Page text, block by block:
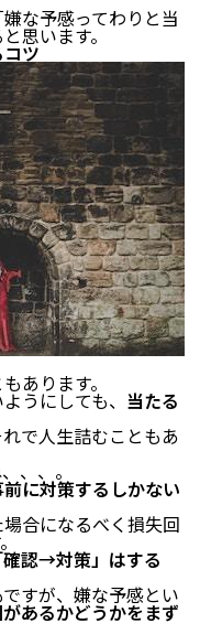
な予感ってわりと当
思います。
ツ
あります。
うにしても、 当たる
で人生詰むこともあ
、、。
に対策するしかない
合になるべく損失回
認→対策」はする
すが、嫌な予感とい
あるかどうかをまず